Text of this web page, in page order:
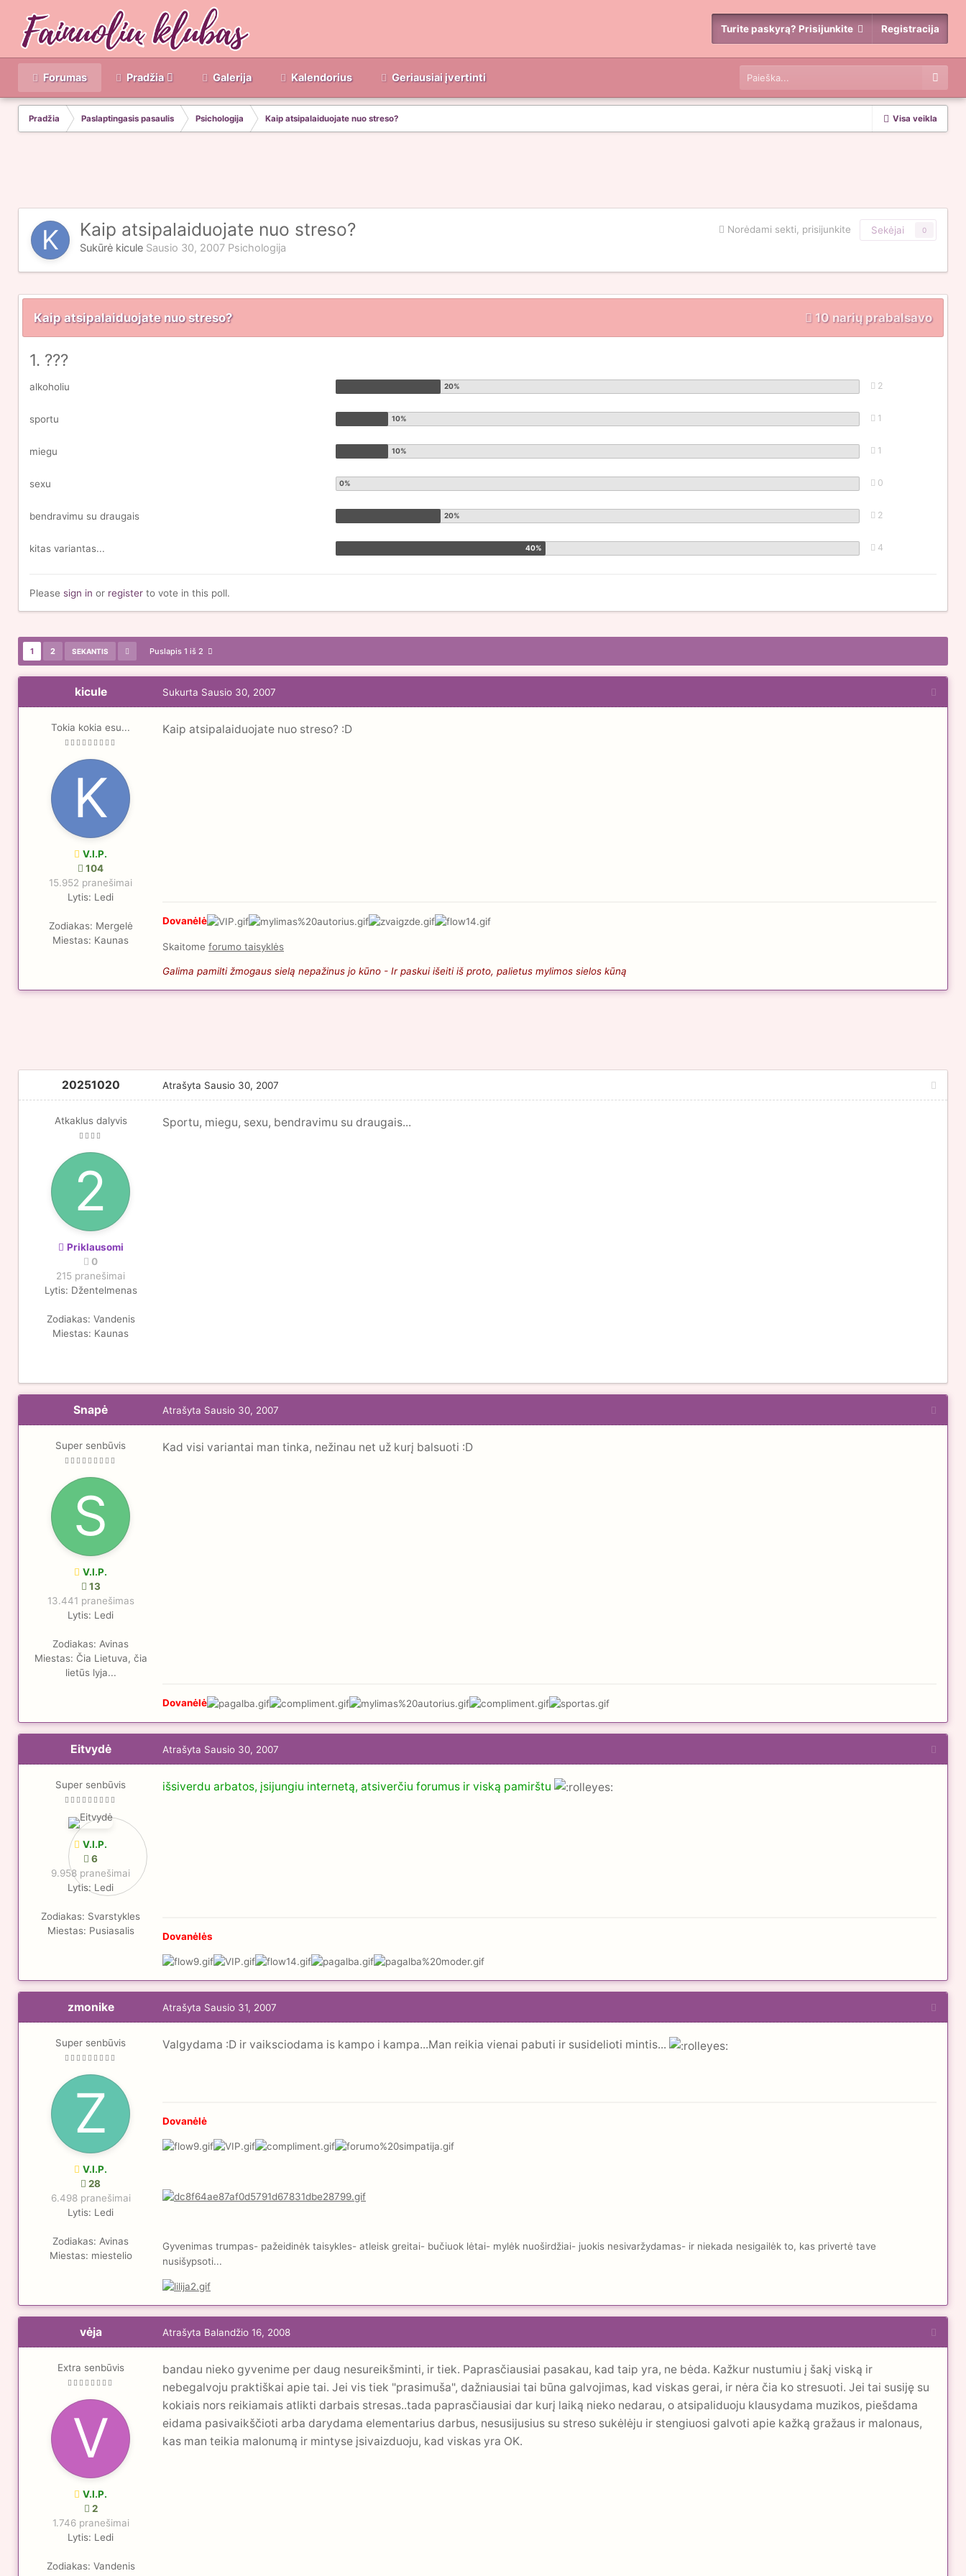
Turite paskyrą? Prisijunkite Registracija
Forumas Pradžia Galerija Kalendorius Geriausiai įvertinti
Visa veikla
Pradžia Paslaptingasis pasaulis Psichologija Kaip atsipalaiduojate nuo streso?
Norėdami sekti, prisijunkite Sekėjai 0
Kaip atsipalaiduojate nuo streso?
Sukūrė kicule Sausio 30, 2007 Psichologija
Kaip atsipalaiduojate nuo streso? 10 narių prabalsavo
1. ???
alkoholiu 2
sportu 1
miegu 1
sexu 0
bendravimu su draugais 2
kitas variantas... 4
Please sign in or register to vote in this poll.
1 2 SEKANTIS Puslapis 1 iš 2
kicule
Tokia kokia esu...
V.I.P.
104
15.952 pranešimai
Lytis: Ledi
Zodiakas: Mergelė
Miestas: Kaunas
Sukurta Sausio 30, 2007
Kaip atsipalaiduojate nuo streso? :D
Dovanėlė
Skaitome forumo taisyklės
Galima pamilti žmogaus sielą nepažinus jo kūno - Ir paskui išeiti iš proto, palietus mylimos sielos kūną
20251020
Atkaklus dalyvis
Priklausomi
0
215 pranešimai
Lytis: Džentelmenas
Zodiakas: Vandenis
Miestas: Kaunas
Atrašyta Sausio 30, 2007
Sportu, miegu, sexu, bendravimu su draugais...
Snapė
Super senbūvis
V.I.P.
13
13.441 pranešimas
Lytis: Ledi
Zodiakas: Avinas
Miestas: Čia Lietuva, čia
lietūs lyja...
Atrašyta Sausio 30, 2007
Kad visi variantai man tinka, nežinau net už kurį balsuoti :D
Dovanėlė
Eitvydė
Super senbūvis
V.I.P.
6
9.958 pranešimai
Lytis: Ledi
Zodiakas: Svarstykles
Miestas: Pusiasalis
Atrašyta Sausio 30, 2007
išsiverdu arbatos, įsijungiu internetą, atsiverčiu forumus ir viską pamirštu
Dovanėlės
zmonike
Super senbūvis
V.I.P.
28
6.498 pranešimai
Lytis: Ledi
Zodiakas: Avinas
Miestas: miestelio
Atrašyta Sausio 31, 2007
Valgydama :D ir vaiksciodama is kampo i kampa...Man reikia vienai pabuti ir susidelioti mintis...
Dovanėlė
Gyvenimas trumpas- pažeidinėk taisykles- atleisk greitai- bučiuok lėtai- mylėk nuoširdžiai- juokis nesivaržydamas- ir niekada nesigailėk to, kas privertė tave
nusišypsoti...
vėja
Extra senbūvis
V.I.P.
2
1.746 pranešimai
Lytis: Ledi
Zodiakas: Vandenis
Atrašyta Balandžio 16, 2008
bandau nieko gyvenime per daug nesureikšminti, ir tiek. Paprasčiausiai pasakau, kad taip yra, ne bėda. Kažkur nustumiu į šakį viską ir
nebegalvoju praktiškai apie tai. Jei vis tiek "prasimuša", dažniausiai tai būna galvojimas, kad viskas gerai, ir nėra čia ko stresuoti. Jei tai susiję su
kokiais nors reikiamais atlikti darbais stresas..tada paprasčiausiai dar kurį laiką nieko nedarau, o atsipaliduoju klausydama muzikos, piešdama
eidama pasivaikščioti arba darydama elementarius darbus, nesusijusius su streso sukėlėju ir stengiuosi galvoti apie kažką gražaus ir malonaus,
kas man teikia malonumą ir mintyse įsivaizduoju, kad viskas yra OK.